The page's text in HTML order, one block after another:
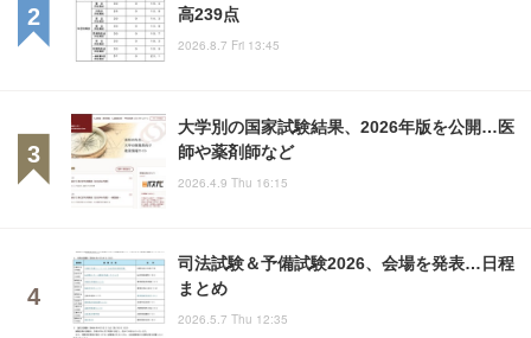
高239点
2026.8.7 Fri 13:45
大学別の国家試験結果、2026年版を公開…医
師や薬剤師など
2026.4.9 Thu 16:15
司法試験＆予備試験2026、会場を発表…日程
まとめ
2026.5.7 Thu 12:35